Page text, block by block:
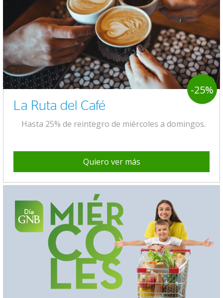
-25%
La Ruta del Café
Hasta 25% de reintegro de miércoles a domingos.
Quiero ver más